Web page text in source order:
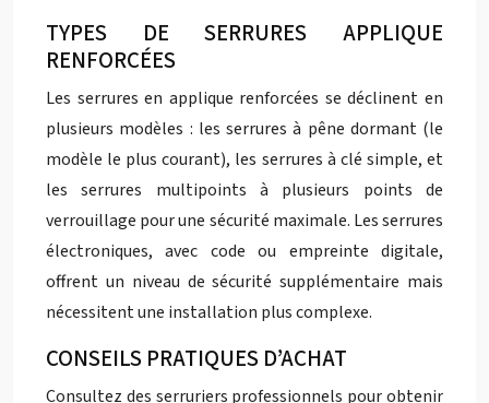
TYPES DE SERRURES APPLIQUE
RENFORCÉES
Les serrures en applique renforcées se déclinent en
plusieurs modèles : les serrures à pêne dormant (le
modèle le plus courant), les serrures à clé simple, et
les serrures multipoints à plusieurs points de
verrouillage pour une sécurité maximale. Les serrures
électroniques, avec code ou empreinte digitale,
offrent un niveau de sécurité supplémentaire mais
nécessitent une installation plus complexe.
CONSEILS PRATIQUES D’ACHAT
Consultez des serruriers professionnels pour obtenir